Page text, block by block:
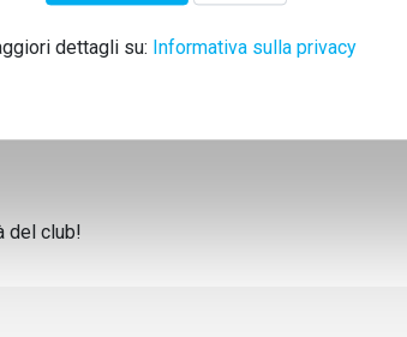
del club!
dettagli su: Informativa sulla privacy